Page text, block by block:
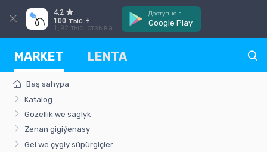
4,2
100 тыс.+
1,92 тыс. отзыва
Доступно в
Google Play
MARKET LENTA
Baş sahypa
Katalog
Gözellik we saglyk
Zenan gigiýenasy
Gel we çygly süpürgiçler